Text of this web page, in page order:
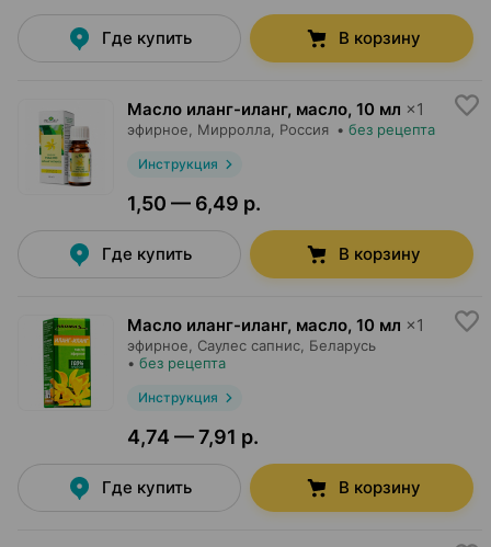
Где купить В корзину
Масло иланг-иланг, масло, 10 мл ×1
эфирное, Мирролла , Россия • без рецепта
Инструкция
1,50 — 6,49 р.
Где купить В корзину
Масло иланг-иланг, масло, 10 мл ×1
эфирное, Саулес сапнис , Беларусь
• без рецепта
Инструкция
4,74 — 7,91 р.
Где купить В корзину